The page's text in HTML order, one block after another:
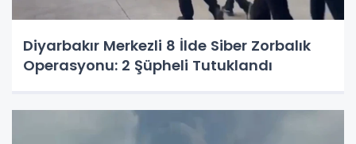
Diyarbakır Merkezli 8 İlde Siber Zorbalık
Operasyonu: 2 Şüpheli Tutuklandı